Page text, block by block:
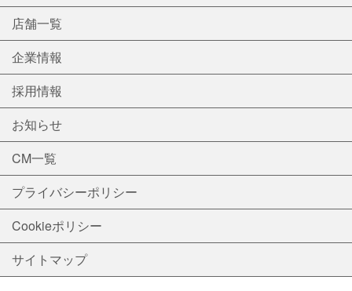
店舗一覧
企業情報
採用情報
お知らせ
CM一覧
プライバシーポリシー
Cookieポリシー
サイトマップ